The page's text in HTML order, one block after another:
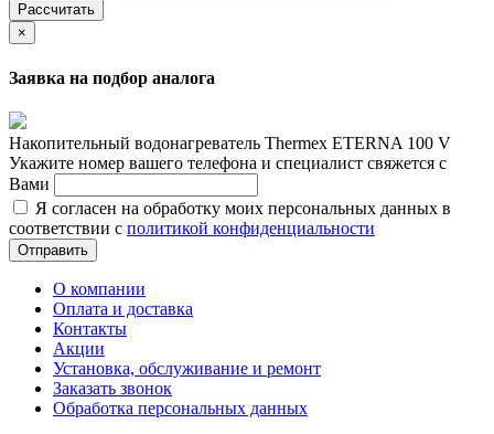
Рассчитать
×
Заявка на подбор аналога
Накопительный водонагреватель Thermex ETERNA 100 V
Укажите номер вашего телефона и специалист свяжется с
Вами
Я согласен на обработку моих персональных данных в
соответствии с политикой конфиденциальности
Отправить
О компании
Оплата и доставка
Контакты
Акции
Установка, обслуживание и ремонт
Заказать звонок
Обработка персональных данных